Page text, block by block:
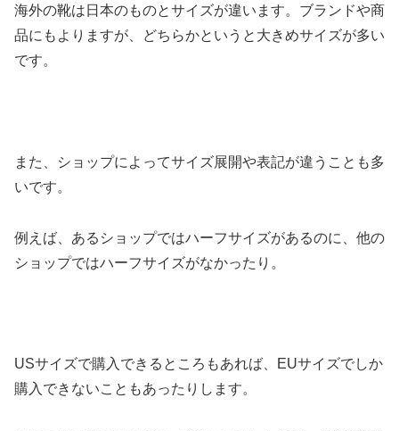
海外の靴は日本のものとサイズが違います。ブランドや商
品にもよりますが、どちらかというと大きめサイズが多い
です。
また、ショップによってサイズ展開や表記が違うことも多
いです。
例えば、あるショップではハーフサイズがあるのに、他の
ショップではハーフサイズがなかったり。
USサイズで購入できるところもあれば、EUサイズでしか
購入できないこともあったりします。